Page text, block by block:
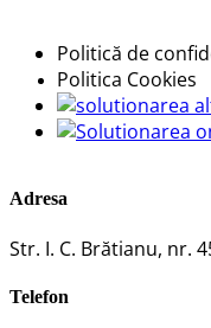
Politică de
Politica Cookies
Adresa
Str. I. C. Brătianu, nr.
Telefon